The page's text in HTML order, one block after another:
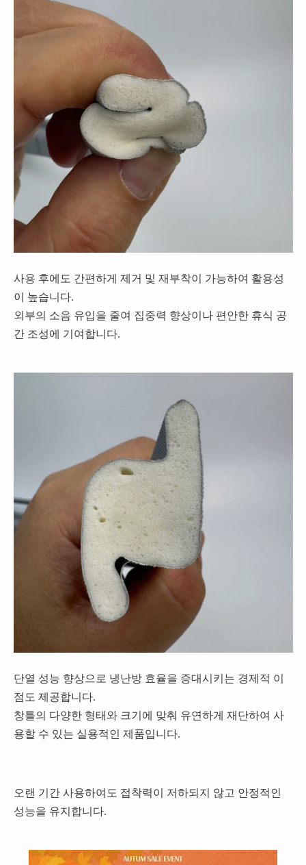
사용 후에도 간편하게 제거 및 재부착이 가능하여 활용성
이 높습니다.
외부의 소음 유입을 줄여 집중력 향상이나 편안한 휴식 공
간 조성에 기여합니다.
단열 성능 향상으로 냉난방 효율을 증대시키는 경제적 이
점도 제공합니다.
창틀의 다양한 형태와 크기에 맞춰 유연하게 재단하여 사
용할 수 있는 실용적인 제품입니다.
오랜 기간 사용하여도 접착력이 저하되지 않고 안정적인
성능을 유지합니다.